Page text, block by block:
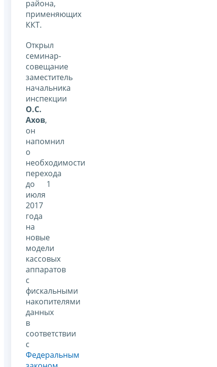
района,
применяющих
ККТ.
Открыл
семинар-
совещание
заместитель
начальника
инспекции
О.С.
Ахов,
он
напомнил
о
необходимости
перехода
до 1
июля
2017
года
на
новые
модели
кассовых
аппаратов
с
фискальными
накопителями
данных
в
соответствии
с
Федеральным